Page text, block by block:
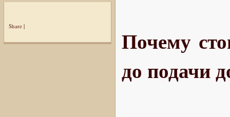
Share |
Почему
до подачи